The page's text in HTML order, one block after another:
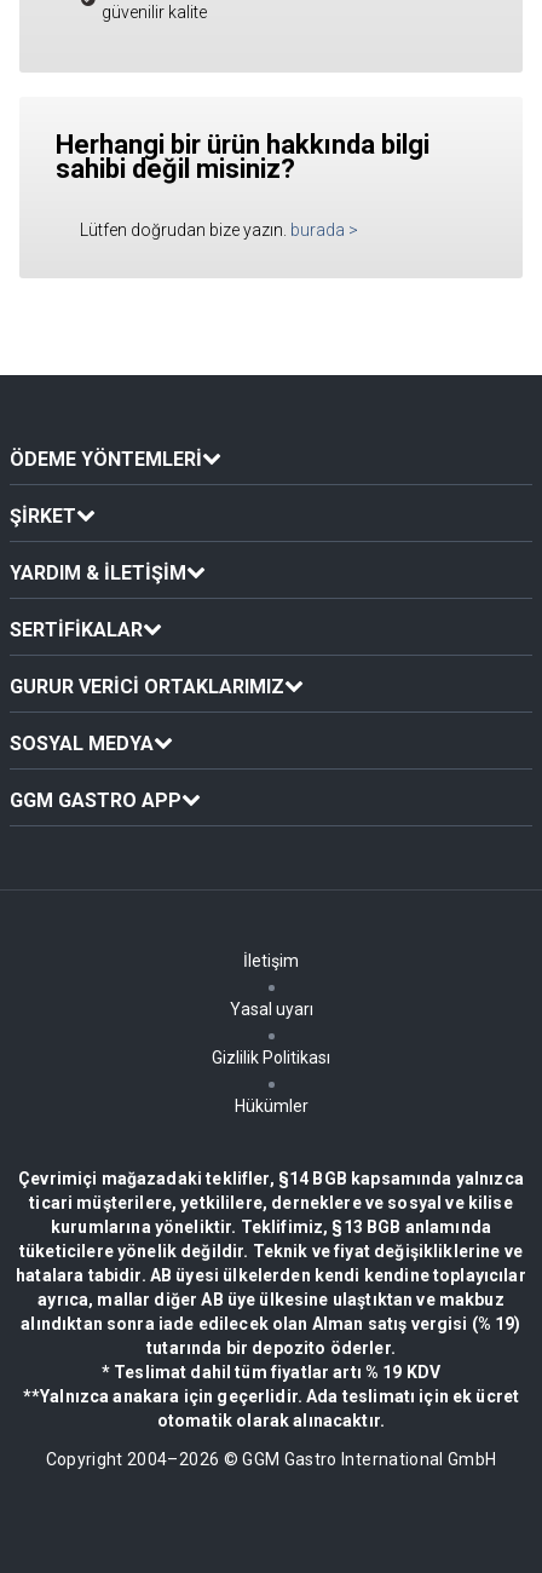
güvenilir kalite
Herhangi bir ürün hakkında bilgi
sahibi değil misiniz?
Lütfen doğrudan bize yazın. burada >
ÖDEME YÖNTEMLERİ
ŞİRKET
YARDIM & İLETİŞİM
SERTİFİKALAR
GURUR VERİCİ ORTAKLARIMIZ
SOSYAL MEDYA
GGM GASTRO APP
İletişim
Yasal uyarı
Gizlilik Politikası
Hükümler
Çevrimiçi mağazadaki teklifler, §14 BGB kapsamında yalnızca
ticari müşterilere, yetkililere, derneklere ve sosyal ve kilise
kurumlarına yöneliktir. Teklifimiz, §13 BGB anlamında
tüketicilere yönelik değildir. Teknik ve fiyat değişikliklerine ve
hatalara tabidir. AB üyesi ülkelerden kendi kendine toplayıcılar
ayrıca, mallar diğer AB üye ülkesine ulaştıktan ve makbuz
alındıktan sonra iade edilecek olan Alman satış vergisi (% 19)
tutarında bir depozito öderler.
* Teslimat dahil tüm fiyatlar artı % 19 KDV
**Yalnızca anakara için geçerlidir. Ada teslimatı için ek ücret
otomatik olarak alınacaktır.
Copyright 2004–2026 © GGM Gastro International GmbH